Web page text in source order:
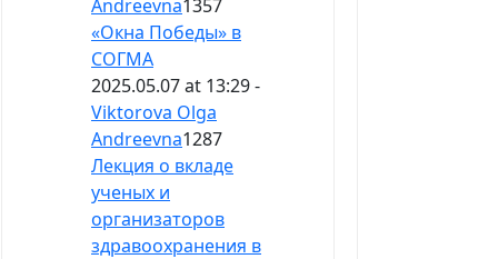
Andreevna1357
«Окна Победы» в
СОГМА
2025.05.07 at 13:29 -
Viktorova Olga
Andreevna1287
Лекция о вкладе
ученых и
организаторов
здравоохранения в